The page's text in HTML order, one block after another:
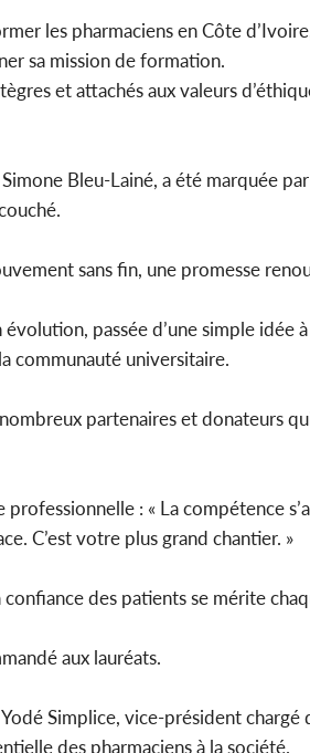
les pharmaciens en Côte
sa mission de formation.
et attachés aux valeurs
Bleu-Lainé, a été marquée
sans fin, une promesse
passée d’une simple idée
communauté universitaire.
partenaires et donateurs
professionnelle : « La compétence
C’est votre plus grand chantier. »
des patients se mérite
aux lauréats.
Simplice, vice-président chargé
des pharmaciens à la société.